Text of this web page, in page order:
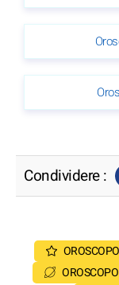
Condividere :